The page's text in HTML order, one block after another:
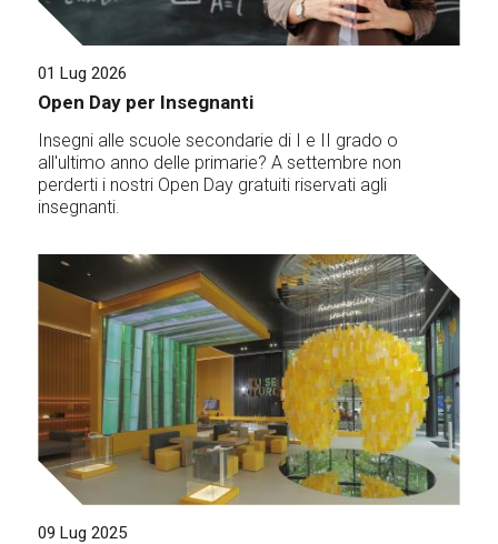
01 Lug 2026
Open Day per Insegnanti
Insegni alle scuole secondarie di I e II grado o
all'ultimo anno delle primarie? A settembre non
perderti i nostri Open Day gratuiti riservati agli
insegnanti.
09 Lug 2025